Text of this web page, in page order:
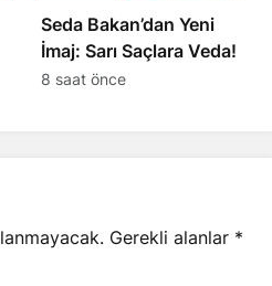
Seda Bakan’dan Yeni
İmaj: Sarı Saçlara Veda!
8 saat önce
Gerekli alanlar *